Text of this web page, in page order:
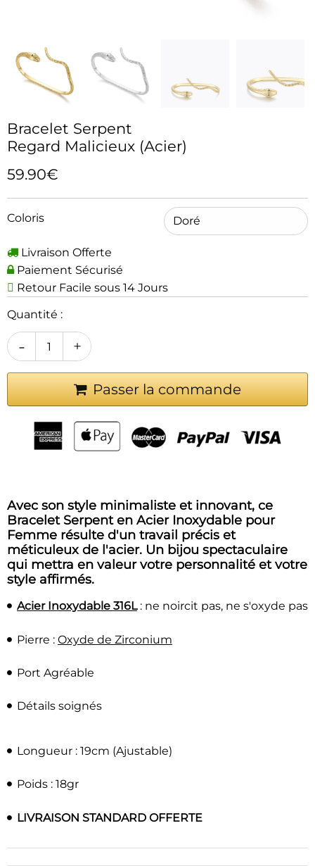
Bracelet Serpent
Regard Malicieux (Acier)
59.90€
Coloris
Livraison Offerte
Paiement Sécurisé
Retour Facile sous 14 Jours
Quantité :
+
-
Passer la commande
Avec son style minimaliste et innovant, ce
Bracelet Serpent en Acier Inoxydable pour
Femme résulte d'un travail précis et
méticuleux de l'acier. Un bijou spectaculaire
qui mettra en valeur votre personnalité et votre
style affirmés.
Acier Inoxydable 316L : ne noircit pas, ne s'oxyde pas
Pierre : Oxyde de Zirconium
Port Agréable
Détails soignés
Longueur : 19cm (Ajustable)
Poids : 18gr
LIVRAISON STANDARD OFFERTE